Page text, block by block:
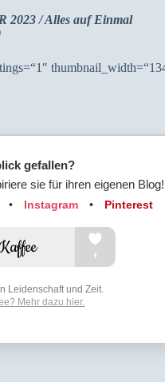
2023 / Alles auf Einmal
gefallen?
sie für ihren eigenen Blog!
• Instagram • Pinterest
Leidenschaft und Zeit.
Mehr dazu hier.